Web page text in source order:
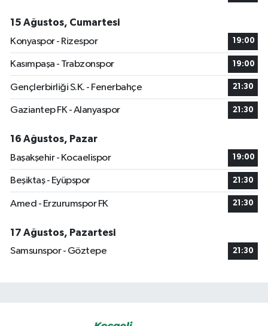
15 Ağustos, Cumartesi
Konyaspor - Rizespor
19:00
Kasımpaşa - Trabzonspor 19:00
Gençlerbirliği S.K. - Fenerbahçe 21:30
Gaziantep FK - Alanyaspor 21:30
16 Ağustos, Pazar
Başakşehir - Kocaelispor
19:00
Beşiktaş - Eyüpspor 21:30
Amed - Erzurumspor FK 21:30
17 Ağustos, Pazartesi
Samsunspor - Göztepe
21:30